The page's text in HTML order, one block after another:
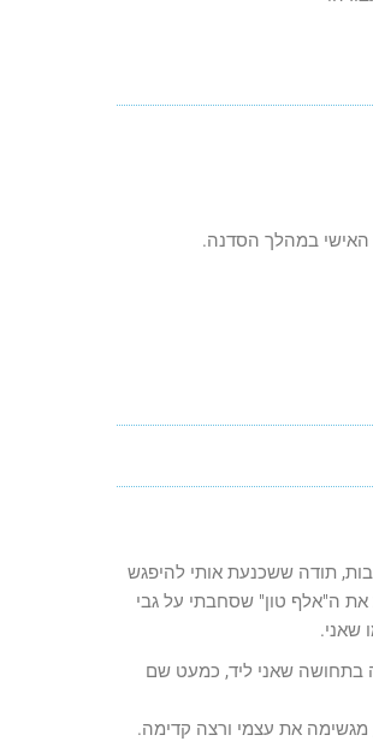
האישי במהלך הסדנה.
תודה ששכנעת אותי להיפגש
ה"אלף טון" שסחבתי על גבי
שאני.
בתחושה שאני ליד, כמעט שם
מגשימה את עצמי ורצה קדימה.